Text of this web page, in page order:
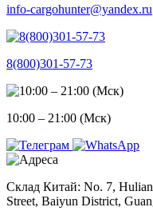
info-cargohunter@yandex.ru
8(800)301-57-73
10:00 – 21:00 (Мск)
Склад Китай: No. 7,
Street, Baiyun District,